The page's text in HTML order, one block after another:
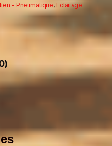
- Pneumatique, Eclairage